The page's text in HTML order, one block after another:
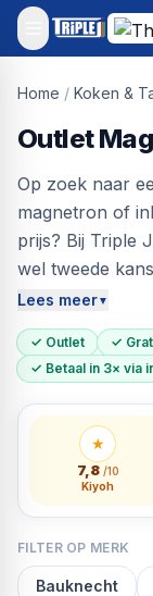
Home / Koken &
Outlet
Op zoek naar
magnetron of
prijs? Bij Triple
wel tweede
Whirlpool en
adviesprijs. Elk
Gratis bezorgd
Lees meer▼
✓ Outlet ✓
✓ Betaal in 3× via
★
7,8/10
Kiyoh
FILTER OP MERK
Bauknecht